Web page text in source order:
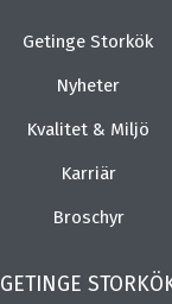
Getinge Storkök
Nyheter
Kvalitet & Miljö
Karriär
Broschyr
GETINGE